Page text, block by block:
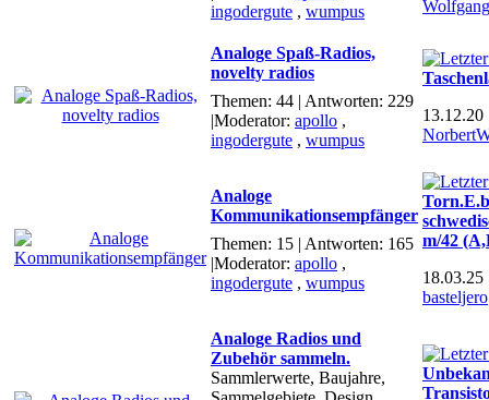
ingodergute , wumpus
Analoge Spaß-Radios,
novelty radios
Themen: 44 | Antworten: 229
|Moderator: apollo ,
ingodergute , wumpus
13.12.20
Analoge
Kommunikationsempfänger
Themen: 15 | Antworten: 165
|Moderator: apollo ,
ingodergute , wumpus
m/42
18.03.25
basteljero
Analoge Radios und
Zubehör sammeln.
Sammlerwerte, Baujahre,